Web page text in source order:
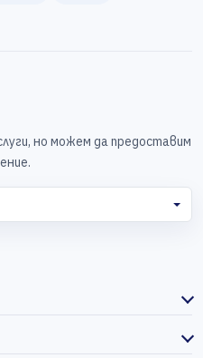
но можем да предоставим